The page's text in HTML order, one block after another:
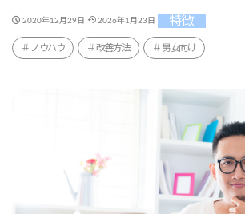
2020年12月29日 2026年1月23日 特徴
ノウハウ 改善方法 男女向け